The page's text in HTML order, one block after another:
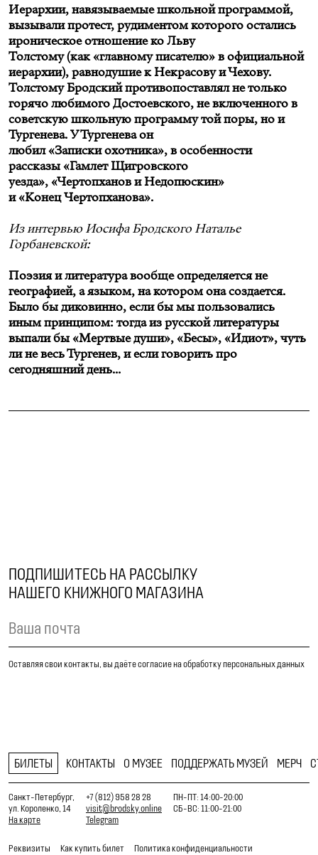
Иерархии, навязываемые школьной программой,
вызывали протест, рудиментом которого остались
ироническое отношение ко Льву
Толстому (как «главному писателю» в официальной
иерархии), равнодушие к Некрасову и Чехову.
Толстому Бродский противопоставлял не только
горячо любимого Достоевского, не включенного в
советскую школьную программу той поры, но и
Тургенева. У Тургенева он
любил «Записки охотника», в особенности
рассказы «Гамлет Щигровского
уезда», «Чертопханов и Недопюскин»
и «Конец Чертопханова».
Из интервью Иосифа Бродского Наталье
Горбаневской:
Поэзия и литература вообще определяется не
географией, а языком, на котором она создается.
Было бы диковинно, если бы мы пользовались
иным принципом: тогда из русской литературы
выпали бы «Мертвые души», «Бесы», «Идиот», чуть
ли не весь Тургенев, и если говорить про
сегодняшний день...
ПОДПИШИТЕСЬ НА РАССЫЛКУ
НАШЕГО КНИЖНОГО МАГАЗИНА
Оставляя свои контакты, вы даёте согласие на обработку персональных данных
БИЛЕТЫ КОНТАКТЫ О МУЗЕЕ ПОДДЕРЖАТЬ МУЗЕЙ МЕРЧ
Санкт-Петербург,
ул. Короленко, 14
На карте
+7 (812) 958 28 28
visit@brodsky.online
Telegram
ПН-ПТ: 14:00-20:00
СБ-ВС: 11:00-21:00
Реквизиты Как купить билет Политика конфиденциальности